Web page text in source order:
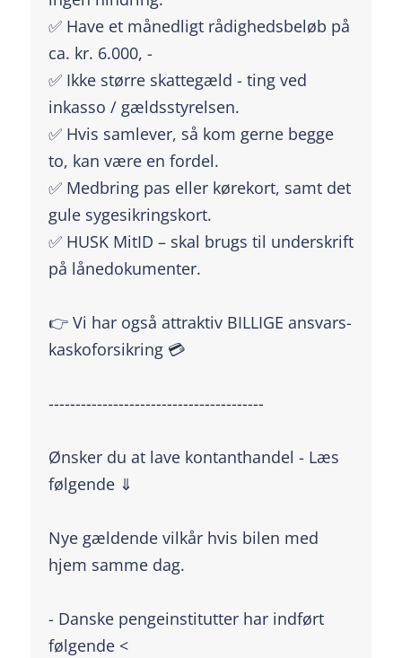
✅ Have et månedligt rådighedsbeløb på
ca. kr. 6.000, -
✅ Ikke større skattegæld - ting ved
inkasso / gældsstyrelsen.
✅ Hvis samlever, så kom gerne begge
to, kan være en fordel.
✅ Medbring pas eller kørekort, samt det
gule sygesikringskort.
✅ HUSK MitID – skal brugs til underskrift
på lånedokumenter.
👉 Vi har også attraktiv BILLIGE ansvars-
kaskoforsikring 💳
----------------------------------------
Ønsker du at lave kontanthandel - Læs
følgende ⇓
Nye gældende vilkår hvis bilen med
hjem samme dag.
- Danske pengeinstitutter har indført
følgende <